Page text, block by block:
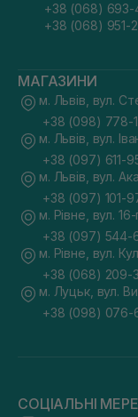
+38 (068) 693-
+38 (068) 951-
МАГАЗИНИ
м. Львів, вул.
+38 (098) 778-
м. Львів, вул.
+38 (097) 611-
м. Львів, вул.
+38 (097) 101-
м. Рівне, вул.
+38 (097) 544-
м. Рівне, вул.
+38 (068) 209-
м. Луцьк, вул.
+38 (098) 076-
СОЦІАЛЬНІ